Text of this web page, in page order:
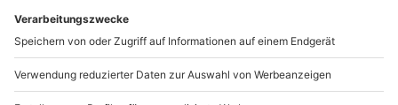
Du möchtest als Firma bestellen?
Sichere Dir attraktive Firmenkunden Vorteile.
089 / 21 12 90 20